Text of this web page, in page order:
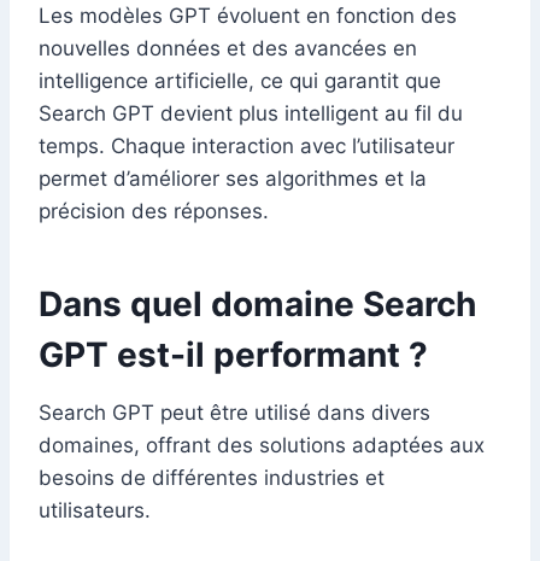
Les modèles GPT évoluent en fonction des
nouvelles données et des avancées en
intelligence artificielle, ce qui garantit que
Search GPT devient plus intelligent au fil du
temps. Chaque interaction avec l’utilisateur
permet d’améliorer ses algorithmes et la
précision des réponses.
Dans quel domaine Search
GPT est-il performant ?
Search GPT peut être utilisé dans divers
domaines, offrant des solutions adaptées aux
besoins de différentes industries et
utilisateurs.